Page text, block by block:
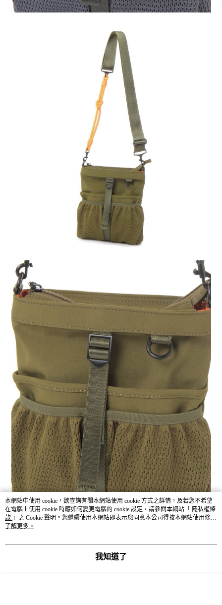
本網站中使用 cookie，欲查詢有關本網站使用 cookie 方式之詳情，及若您不希望
在電腦上使用 cookie 時應如何變更電腦的 cookie 設定，請參閱本網站「 隱私權條
款 」之 Cookie 聲明。您繼續使用本網站即表示您同意本公司得按本網站使用條款
之 Cookie 聲明使用 cookie。
了解更多 >
我知道了